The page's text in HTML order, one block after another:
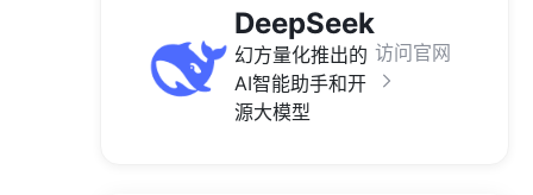
DeepSeek
幻方量化推出的
AI智能助手和开
源大模型
访问官网